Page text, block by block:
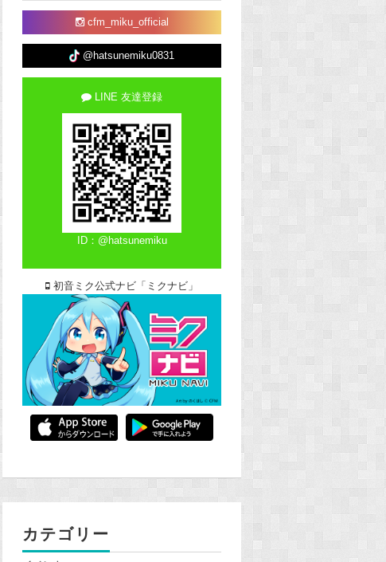
cfm_miku_official
@hatsunemiku0831
LINE 友達登録
ID：@hatsunemiku
初音ミク公式ナビ「ミクナビ」
カテゴリー